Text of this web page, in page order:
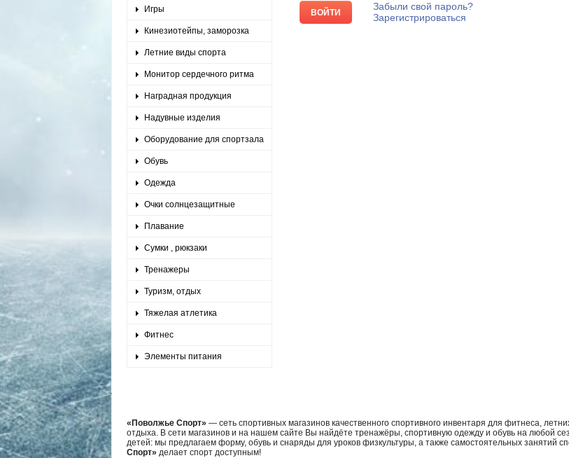
Игры
Кинезиотейпы, заморозка
Летние виды спорта
Монитор сердечного ритма
Наградная продукция
Надувные изделия
Оборудование для спортзала
Обувь
Одежда
Очки солнцезащитные
Плавание
Сумки , рюкзаки
Тренажеры
Туризм, отдых
Тяжелая атлетика
Фитнес
Элементы питания
Забыли свой пароль?
Зарегистрироваться
«Поволжье Спорт» — сеть спортивных магазинов качественного спортивного инвентаря для фитнеса,
отдыха. В сети магазинов и на нашем сайте Вы найдёте тренажёры, спортивную одежду и обувь на любой
детей: мы предлагаем форму, обувь и снаряды для уроков физкультуры, а также самостоятельных занятий
Спорт» делает спорт доступным!